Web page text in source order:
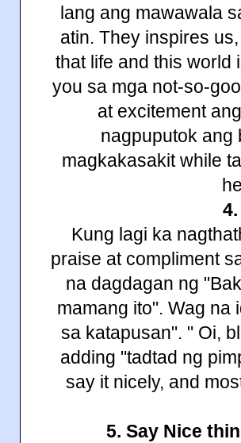
lang ang mawawala
atin. They inspires
that life and this world
you sa mga not-so-
at excitement
nagpuputok ang
magkakasakit while
Kung lagi ka
praise at compliment
na dagdagan ng
mamang ito". Wag na
sa katapusan". " Oi,
adding "tadtad ng
say it nicely, and
5. Say Nice